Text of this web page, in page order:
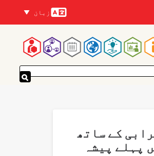
زبانیں
زبان
کے ساتھ
پہلے پیشہ